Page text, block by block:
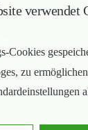
verwendet
Cookies
zu